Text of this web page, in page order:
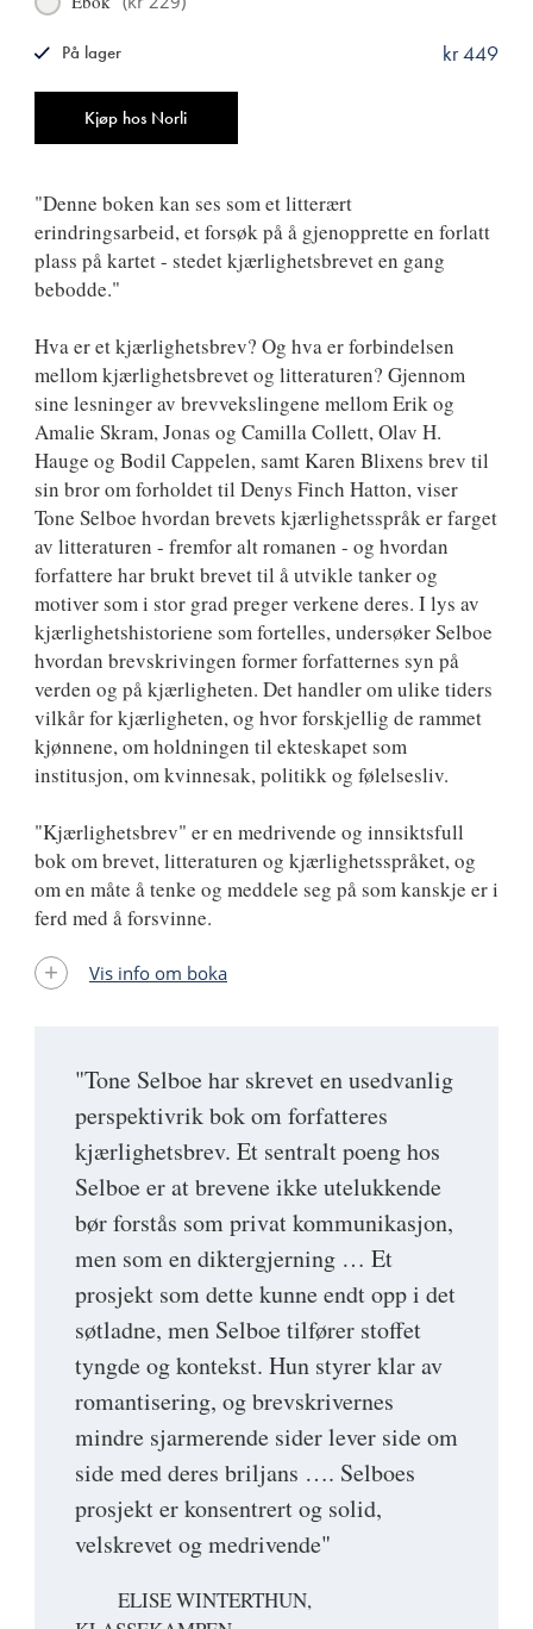
Kjøp hos Norli
kr 449
På lager
"Tone Selboe har skrevet en usedvanlig
perspektivrik bok om forfatteres
kjærlighetsbrev. Et sentralt poeng hos
Selboe er at brevene ikke utelukkende
bør forstås som privat kommunikasjon,
men som en diktergjerning … Et
prosjekt som dette kunne endt opp i det
søtladne, men Selboe tilfører stoffet
tyngde og kontekst. Hun styrer klar av
romantisering, og brevskrivernes
mindre sjarmerende sider lever side om
side med deres briljans …. Selboes
prosjekt er konsentrert og solid,
velskrevet og medrivende"
ELISE WINTERTHUN,
"Denne boken kan ses som et litterært
erindringsarbeid, et forsøk på å gjenopprette en forlatt
plass på kartet - stedet kjærlighetsbrevet en gang
bebodde."
Hva er et kjærlighetsbrev? Og hva er forbindelsen
mellom kjærlighetsbrevet og litteraturen? Gjennom
sine lesninger av brevvekslingene mellom Erik og
Amalie Skram, Jonas og Camilla Collett, Olav H.
Hauge og Bodil Cappelen, samt Karen Blixens brev til
sin bror om forholdet til Denys Finch Hatton, viser
Tone Selboe hvordan brevets kjærlighetsspråk er farget
av litteraturen - fremfor alt romanen - og hvordan
forfattere har brukt brevet til å utvikle tanker og
motiver som i stor grad preger verkene deres. I lys av
kjærlighetshistoriene som fortelles, undersøker Selboe
hvordan brevskrivingen former forfatternes syn på
verden og på kjærligheten. Det handler om ulike tiders
vilkår for kjærligheten, og hvor forskjellig de rammet
kjønnene, om holdningen til ekteskapet som
institusjon, om kvinnesak, politikk og følelsesliv.
"Kjærlighetsbrev" er en medrivende og innsiktsfull
bok om brevet, litteraturen og kjærlighetsspråket, og
om en måte å tenke og meddele seg på som kanskje er i
ferd med å forsvinne.
Vis info om boka